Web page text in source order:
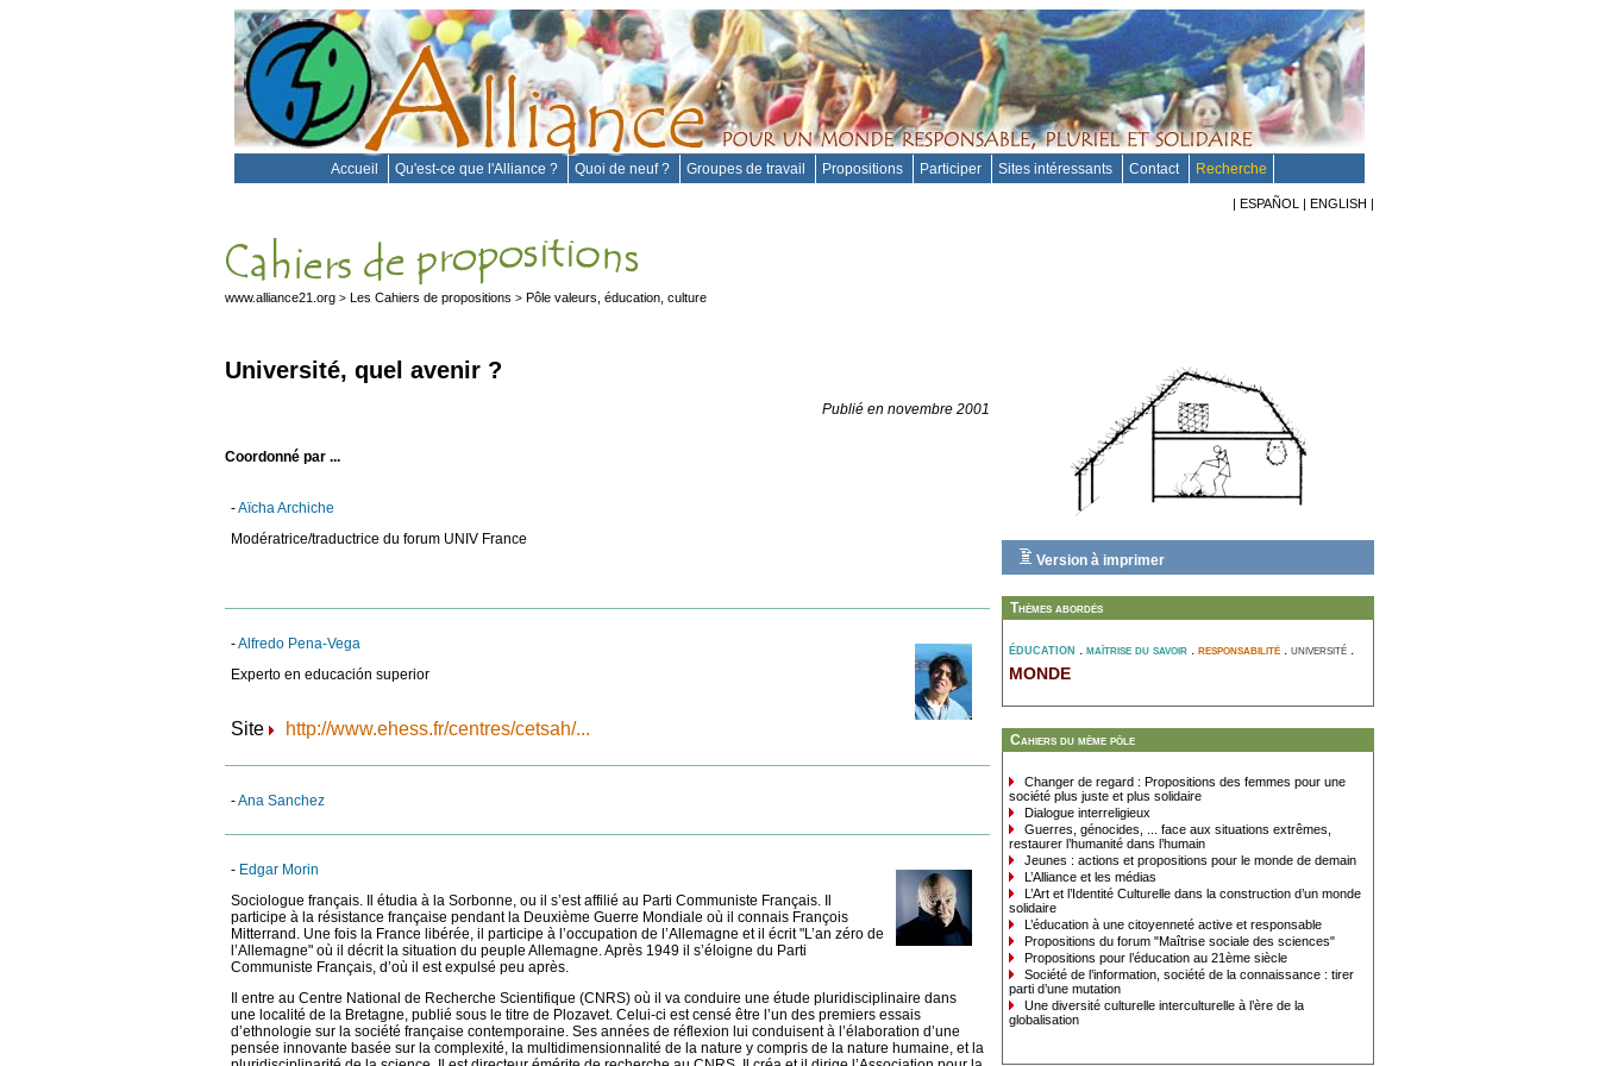
Accueil Qu'est-ce que l'Alliance ? Quoi de neuf ? Groupes de travail Propositions Participer Sites intéressants Contact Recherche
| ESPAÑOL | ENGLISH |
www.alliance21.org > Les Cahiers de propositions > Pôle valeurs, éducation, culture
Université, quel avenir ?
Publié en novembre 2001
Coordonné par ...
-Aïcha Archiche
Modératrice/traductrice du forum UNIV France
-Alfredo Pena-Vega
Experto en educación superior
Site http://www.ehess.fr/centres/cetsah/...
-Ana Sanchez
- Edgar Morin
Sociologue français. Il étudia à la Sorbonne, ou il s’est affilié au Parti Communiste Français. Il
participe à la résistance française pendant la Deuxième Guerre Mondiale où il connais François
Mitterrand. Une fois la France libérée, il participe à l’occupation de l’Allemagne et il écrit "L’an zéro de
l’Allemagne" où il décrit la situation du peuple Allemagne. Après 1949 il s’éloigne du Parti
Communiste Français, d’où il est expulsé peu après.
Il entre au Centre National de Recherche Scientifique (CNRS) où il va conduire une étude pluridisciplinaire dans
une localité de la Bretagne, publié sous le titre de Plozavet. Celui-ci est censé être l’un des premiers essais
d’ethnologie sur la société française contemporaine. Ses années de réflexion lui conduisent à l’élaboration d’une
pensée innovante basée sur la complexité, la multidimensionnalité de la nature y compris de la nature humaine, et la
Version à imprimer
Thèmes abordés
éducation . maîtrise du savoir . responsabilité . université .
monde
Cahiers du même pôle
Changer de regard : Propositions des femmes pour une
société plus juste et plus solidaire
Dialogue interreligieux
Guerres, génocides, ... face aux situations extrêmes,
restaurer l’humanité dans l’humain
Jeunes : actions et propositions pour le monde de demain
L’Alliance et les médias
L’Art et l’Identité Culturelle dans la construction d’un monde
solidaire
L’éducation à une citoyenneté active et responsable
Propositions du forum "Maîtrise sociale des sciences"
Propositions pour l’éducation au 21ème siècle
Société de l’information, société de la connaissance : tirer
parti d’une mutation
Une diversité culturelle interculturelle à l’ère de la
globalisation